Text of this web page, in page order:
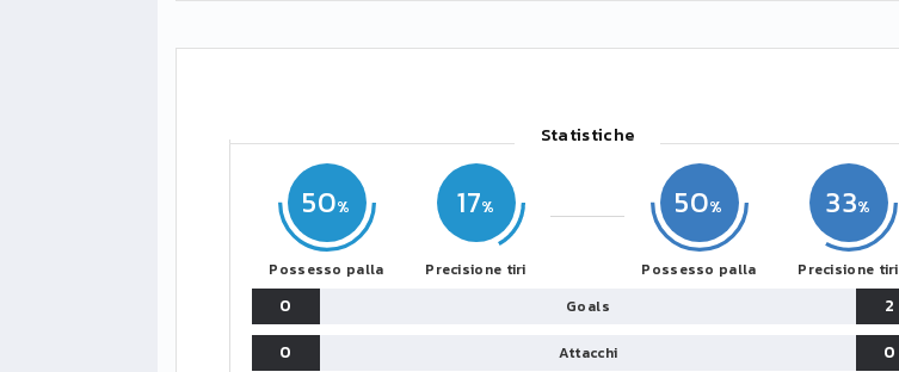
Statistiche
50
Possesso palla
17
Precisione tiri
50
Possesso palla
33
Precisione tiri
0 Goals
2
0
Attacchi
0